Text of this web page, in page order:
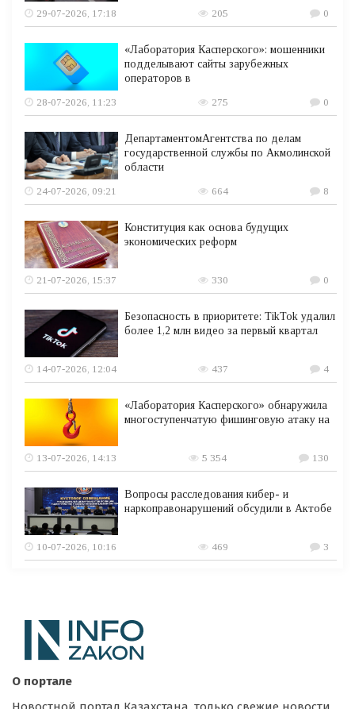
29-07-2026, 17:18 205 0
«Лаборатория Касперского»: мошенники
подделывают сайты зарубежных
операторов в
28-07-2026, 11:23
275 0
ДепартаментомАгентства по делам
государственной службы по Акмолинской
области
24-07-2026, 09:21
664 8
Конституция как основа будущих
экономических реформ
21-07-2026, 15:37 330 0
Безопасность в приоритете: TikTok удалил
более 1,2 млн видео за первый квартал
14-07-2026, 12:04 437 4
«Лаборатория Касперского» обнаружила
многоступенчатую фишинговую атаку на
13-07-2026, 14:13 5 354 130
Вопросы расследования кибер- и
наркоправонарушений обсудили в Актобе
10-07-2026, 10:16 469 3
О портале